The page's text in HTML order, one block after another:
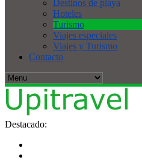
Destinos de playa
Hoteles
Turismo
Viajes especiales
Viajes y Turismo
Contacto
Destacado: